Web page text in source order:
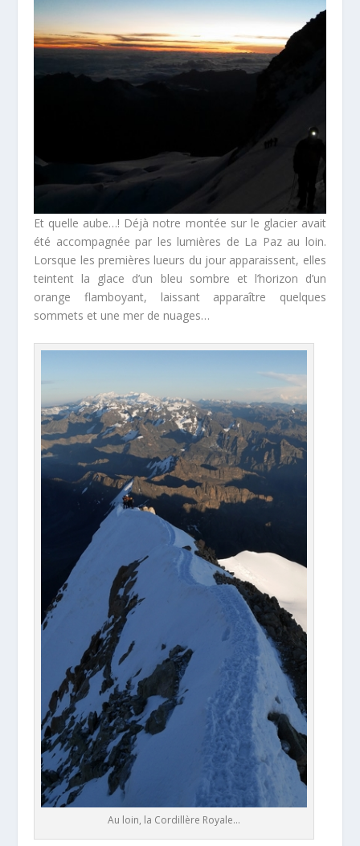
Et quelle aube…! Déjà notre montée sur le glacier avait
été accompagnée par les lumières de La Paz au loin.
Lorsque les premières lueurs du jour apparaissent, elles
teintent la glace d’un bleu sombre et l’horizon d’un
orange flamboyant, laissant apparaître quelques
sommets et une mer de nuages…
Au loin, la Cordillère Royale…